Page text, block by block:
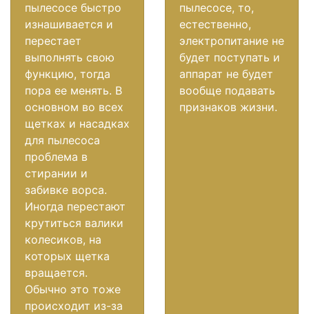
пылесосе быстро
изнашивается и
перестает
выполнять свою
функцию, тогда
пора ее менять. В
основном во всех
щетках и насадках
для пылесоса
проблема в
стирании и
забивке ворса.
Иногда перестают
крутиться валики
колесиков, на
которых щетка
вращается.
Обычно это тоже
происходит из-за
пылесосе, то,
естественно,
электропитание не
будет поступать и
аппарат не будет
вообще подавать
признаков жизни.